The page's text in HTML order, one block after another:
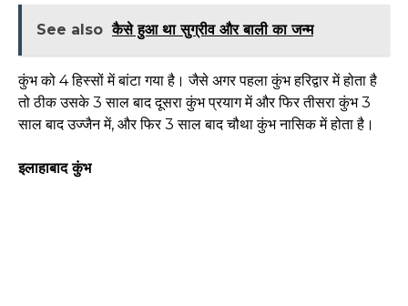
See also कैसे हुआ था सुग्रीव और बाली का जन्म
कुंभ को 4 हिस्सों में बांटा गया है। जैसे अगर पहला कुंभ हरिद्वार में होता है
तो ठीक उसके 3 साल बाद दूसरा कुंभ प्रयाग में और फिर तीसरा कुंभ 3
साल बाद उज्जैन में, और फिर 3 साल बाद चौथा कुंभ नासिक में होता है।
इलाहाबाद कुंभ